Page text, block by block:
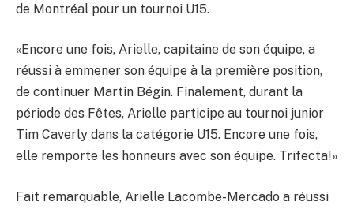
de Montréal pour un tournoi U15.
«Encore une fois, Arielle, capitaine de son équipe, a
réussi à emmener son équipe à la première position,
de continuer Martin Bégin. Finalement, durant la
période des Fêtes, Arielle participe au tournoi junior
Tim Caverly dans la catégorie U15. Encore une fois,
elle remporte les honneurs avec son équipe. Trifecta!»
Fait remarquable, Arielle Lacombe-Mercado a réussi